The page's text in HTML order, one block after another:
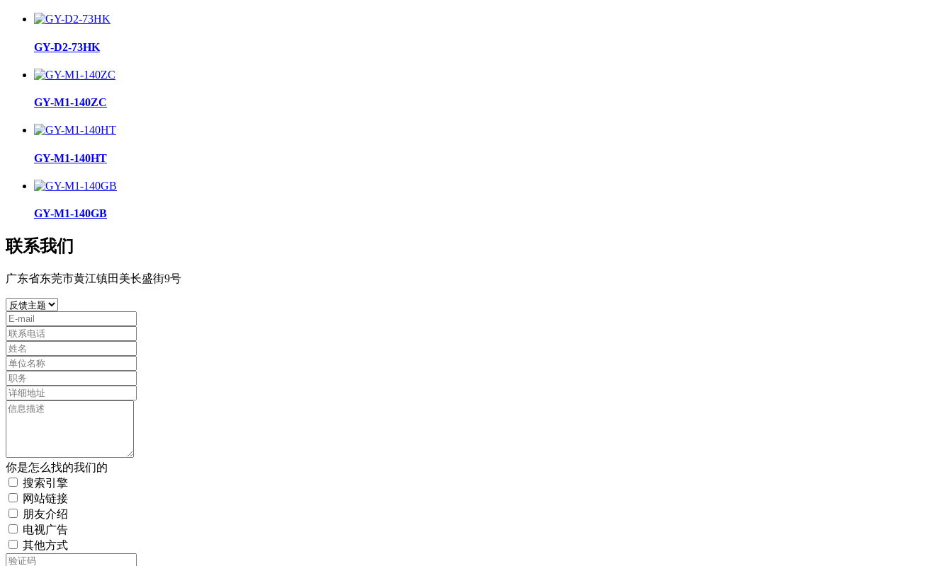
GY-D2-73HK
GY-M1-140ZC
GY-M1-140HT
GY-M1-140GB
联系我们
广东省东莞市黄江镇田美长盛街9号
你是怎么找的我们的
搜索引擎
网站链接
朋友介绍
电视广告
其他方式